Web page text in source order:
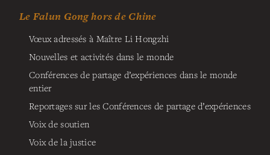
Le Falun Gong hors de Chine
Vœux adressés à Maître Li Hongzhi
Nouvelles et activités dans le monde
Conférences de partage d’expériences dans le monde
entier
Reportages sur les Conférences de partage d’expériences
Voix de soutien
Voix de la justice